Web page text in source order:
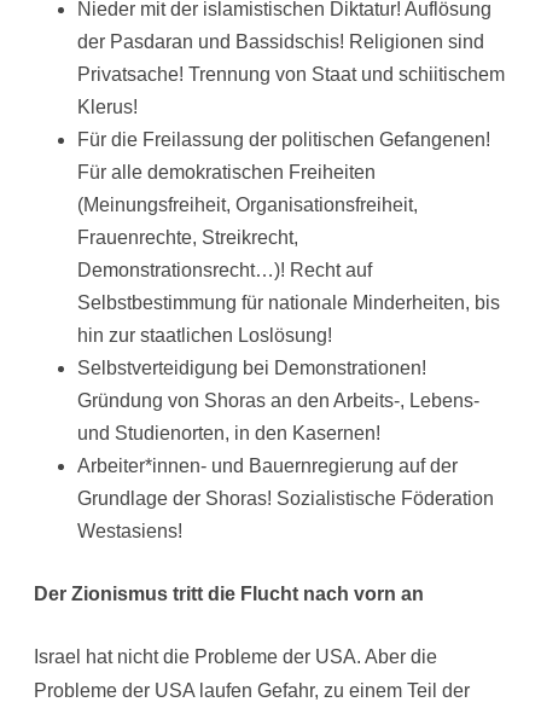
Nieder mit der islamistischen Diktatur! Auflösung
der Pasdaran und Bassidschis! Religionen sind
Privatsache! Trennung von Staat und schiitischem
Klerus!
Für die Freilassung der politischen Gefangenen!
Für alle demokratischen Freiheiten
(Meinungsfreiheit, Organisationsfreiheit,
Frauenrechte, Streikrecht,
Demonstrationsrecht…)! Recht auf
Selbstbestimmung für nationale Minderheiten, bis
hin zur staatlichen Loslösung!
Selbstverteidigung bei Demonstrationen!
Gründung von Shoras an den Arbeits-, Lebens-
und Studienorten, in den Kasernen!
Arbeiter*innen- und Bauernregierung auf der
Grundlage der Shoras! Sozialistische Föderation
Westasiens!
Der Zionismus tritt die Flucht nach vorn an
Israel hat nicht die Probleme der USA. Aber die
Probleme der USA laufen Gefahr, zu einem Teil der